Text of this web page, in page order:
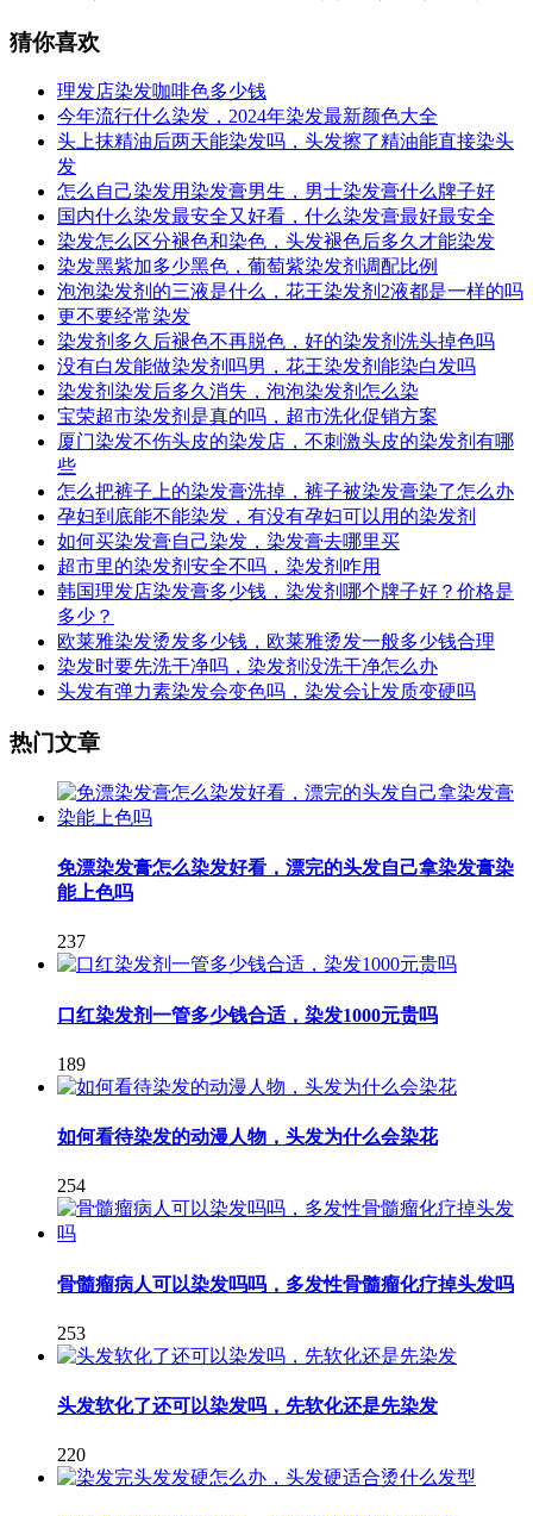
猜你喜欢
理发店染发咖啡色多少钱
今年流行什么染发，2024年染发最新颜色大全
头上抹精油后两天能染发吗，头发擦了精油能直接染头
发
怎么自己染发用染发膏男生，男士染发膏什么牌子好
国内什么染发最安全又好看，什么染发膏最好最安全
染发怎么区分褪色和染色，头发褪色后多久才能染发
染发黑紫加多少黑色，葡萄紫染发剂调配比例
泡泡染发剂的三液是什么，花王染发剂2液都是一样的吗
更不要经常染发
染发剂多久后褪色不再脱色，好的染发剂洗头掉色吗
没有白发能做染发剂吗男，花王染发剂能染白发吗
染发剂染发后多久消失，泡泡染发剂怎么染
宝荣超市染发剂是真的吗，超市洗化促销方案
厦门染发不伤头皮的染发店，不刺激头皮的染发剂有哪
些
怎么把裤子上的染发膏洗掉，裤子被染发膏染了怎么办
孕妇到底能不能染发，有没有孕妇可以用的染发剂
如何买染发膏自己染发，染发膏去哪里买
超市里的染发剂安全不吗，染发剂咋用
韩国理发店染发膏多少钱，染发剂哪个牌子好？价格是
多少？
欧莱雅染发烫发多少钱，欧莱雅烫发一般多少钱合理
染发时要先洗干净吗，染发剂没洗干净怎么办
头发有弹力素染发会变色吗，染发会让发质变硬吗
热门文章
免漂染发膏怎么染发好看，漂完的头发自己拿染发膏染
能上色吗
237
口红染发剂一管多少钱合适，染发1000元贵吗
189
如何看待染发的动漫人物，头发为什么会染花
254
骨髓瘤病人可以染发吗吗，多发性骨髓瘤化疗掉头发吗
253
头发软化了还可以染发吗，先软化还是先染发
220